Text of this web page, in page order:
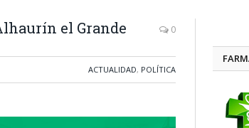
el Grande 0
ACTUALIDAD, POLÍTICA